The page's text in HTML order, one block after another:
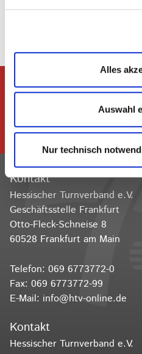
Alles
Auswahl
Nur technisch
Dem Hessischen
folgen
Kontakt
Hessischer Turnverband e.V.
Geschäftsstelle Frankfurt
Otto-Fleck-Schneise 8
60528 Frankfurt am Main
Telefon: 069 6773772-0
Fax: 069 6773772-99
E-Mail: info@htv-online.de
Kontakt
Hessischer Turnverband e.V.